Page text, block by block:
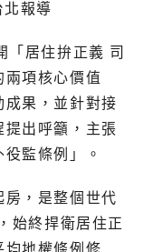
報導
「居住拚正義 司
兩項核心價值
成果，並針對接
出呼籲，主張
監條例」。
房，是整個世代
始終捍衛居住正